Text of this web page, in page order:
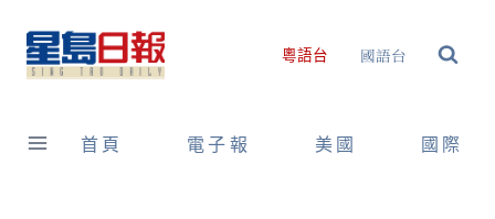
content
粵語台 國語台
首頁 電子報 美國 國際